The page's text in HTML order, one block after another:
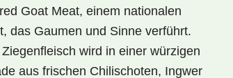
Goat Meat, einem nationalen
das Gaumen und Sinne verführt.
wird in einer würzigen
aus frischen Chilischoten, Ingwer